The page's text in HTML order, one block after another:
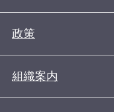
政策
組織案内